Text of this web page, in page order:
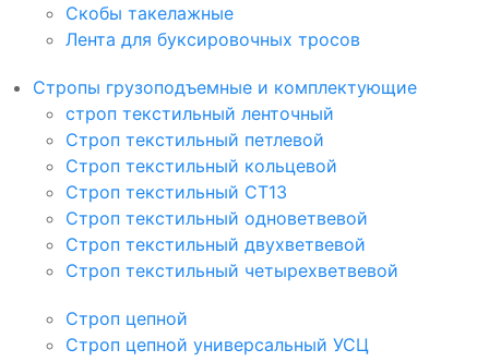
Скобы такелажные
Лента для буксировочных тросов
Стропы грузоподъемные и комплектующие
строп текстильный ленточный
Строп текстильный петлевой
Строп текстильный кольцевой
Строп текстильный СТ1З
Строп текстильный одноветвевой
Строп текстильный двухветвевой
Строп текстильный четырехветвевой
Строп цепной
Строп цепной универсальный УСЦ